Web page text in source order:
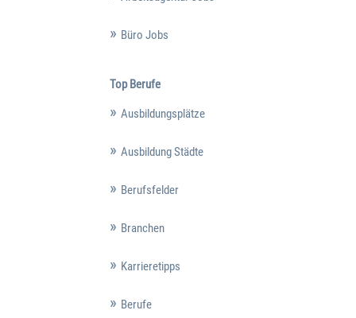
Büro Jobs
Top Berufe
Ausbildungsplätze
Ausbildung Städte
Berufsfelder
Branchen
Karrieretipps
Berufe